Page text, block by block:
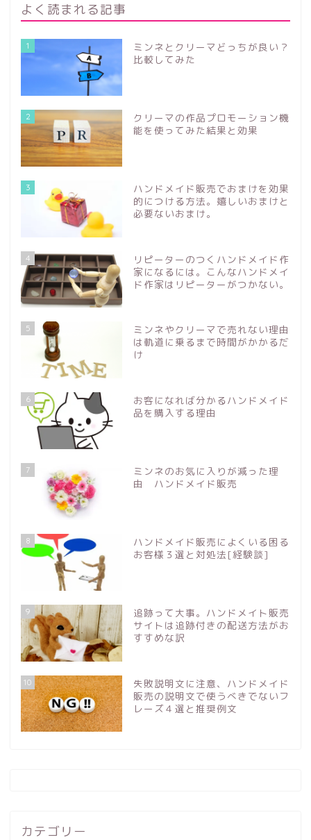
よく読まれる記事
1
ミンネとクリーマどっちが良い？
比較してみた
2
クリーマの作品プロモーション機
能を使ってみた結果と効果
3
ハンドメイド販売でおまけを効果
的につける方法。嬉しいおまけと
必要ないおまけ。
4
リピーターのつくハンドメイド作
家になるには。こんなハンドメイ
ド作家はリピーターがつかない。
5
ミンネやクリーマで売れない理由
は軌道に乗るまで時間がかかるだ
け
6
お客になれば分かるハンドメイド
品を購入する理由
7
ミンネのお気に入りが減った理
由 ハンドメイド販売
8
ハンドメイド販売によくいる困る
お客様３選と対処法[経験談]
9
追跡って大事。ハンドメイト販売
サイトは追跡付きの配送方法がお
すすめな訳
10
失敗説明文に注意、ハンドメイド
販売の説明文で使うべきでないフ
レーズ４選と推奨例文
カテゴリー